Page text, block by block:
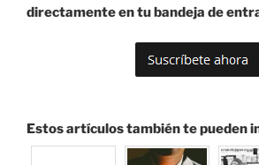
directamente en tu bandeja de
Estos artículos también te pueden